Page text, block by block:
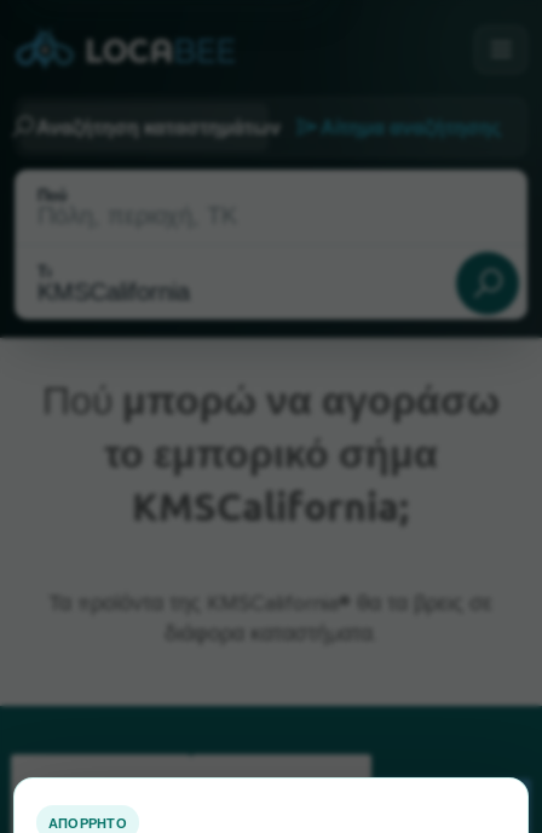
Αναζήτηση καταστημάτων Αίτημα αναζήτησης
Πού
Τρέχουσα τοποθεσία
Πού μπορώ να αγοράσω
το εμπορικό σήμα
KMSCalifornia;
Τα προϊόντα της KMSCalifornia® θα τα βρεις σε
ΑΠΌΡΡΗΤΟ